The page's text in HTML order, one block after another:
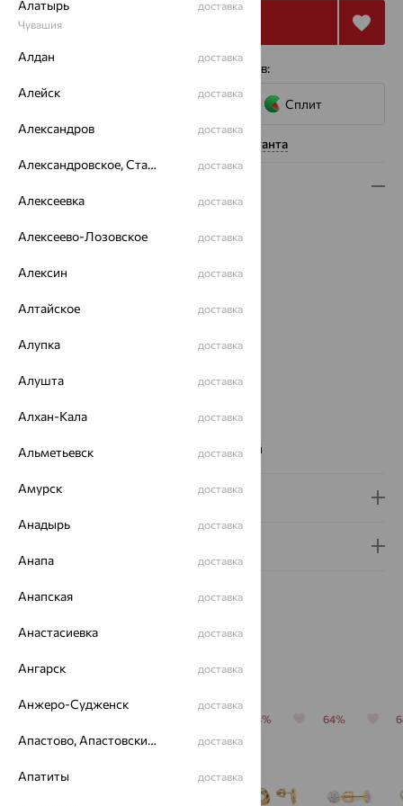
4 платежа по 2 740 с помощью сервисов:
Сплит
Нужна помощь консультанта
Вес:0.87 — 1
Цвет металла:
Проба:585
Вставка:
Бренд:Золотые Узоры
Наименование цвета вставки:
Бесцветный
Доставка и оплата
Похожие изделия
64% 64%
Алатырь
Чувашия
доставка
Алдан доставка
Алейск доставка
Александров доставка
Александровское, Ставропольский край доставка
Алексеевка доставка
Алексеево-Лозовское доставка
Алексин доставка
Алтайское доставка
Алупка доставка
Алушта доставка
Алхан-Кала доставка
Альметьевск доставка
Амурск доставка
Анадырь доставка
Анапа доставка
Анапская доставка
Анастасиевка доставка
Ангарск доставка
Анжеро-Судженск доставка
Апастово, Апастовский район доставка
Апатиты доставка